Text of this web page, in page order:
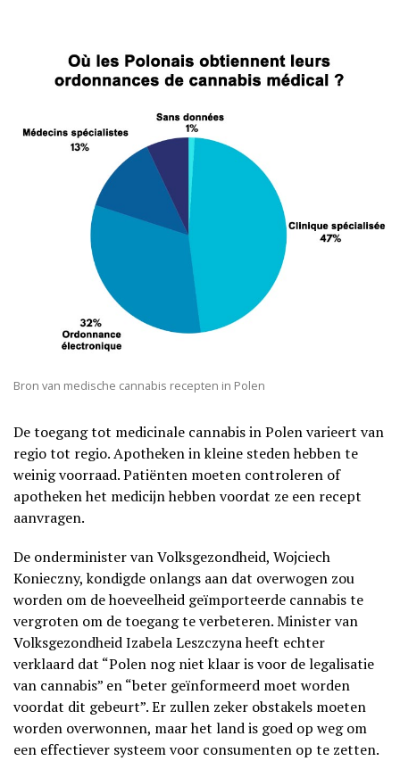
Bron van medische cannabis recepten in Polen
De toegang tot medicinale cannabis in Polen varieert van
regio tot regio. Apotheken in kleine steden hebben te
weinig voorraad. Patiënten moeten controleren of
apotheken het medicijn hebben voordat ze een recept
aanvragen.
De onderminister van Volksgezondheid, Wojciech
Konieczny, kondigde onlangs aan dat overwogen zou
worden om de hoeveelheid geïmporteerde cannabis te
vergroten om de toegang te verbeteren. Minister van
Volksgezondheid Izabela Leszczyna heeft echter
verklaard dat “Polen nog niet klaar is voor de legalisatie
van cannabis” en “beter geïnformeerd moet worden
voordat dit gebeurt”. Er zullen zeker obstakels moeten
worden overwonnen, maar het land is goed op weg om
een effectiever systeem voor consumenten op te zetten.